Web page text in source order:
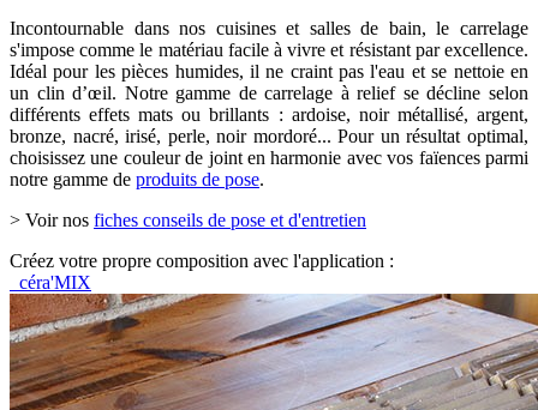
Incontournable dans nos cuisines et salles de bain, le carrelage
s'impose comme le matériau facile à vivre et résistant par excellence.
Idéal pour les pièces humides, il ne craint pas l'eau et se nettoie en
un clin d’œil. Notre gamme de carrelage à relief se décline selon
différents effets mats ou brillants : ardoise, noir métallisé, argent,
bronze, nacré, irisé, perle, noir mordoré... Pour un résultat optimal,
choisissez une couleur de joint en harmonie avec vos faïences parmi
notre gamme de produits de pose.
> Voir nos fiches conseils de pose et d'entretien
Créez votre propre composition avec l'application :
céra'MIX